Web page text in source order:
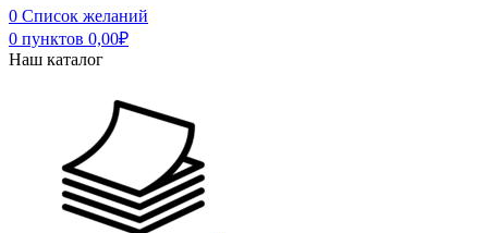
0 Список желаний
0 пунктов 0,00₽
Наш каталог